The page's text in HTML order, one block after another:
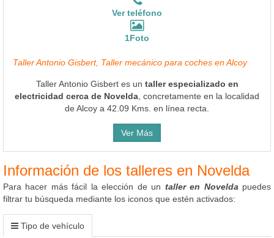
Ver teléfono
1Foto
Taller Antonio Gisbert, Taller mecánico para coches en Alcoy
Taller Antonio Gisbert es un taller especializado en
electricidad cerca de Novelda , concretamente en la localidad
de Alcoy a 42.09 Kms. en línea recta.
Ver Más
Información de los talleres en Novelda
Para hacer más fácil la elección de un taller en Novelda puedes
filtrar tu búsqueda mediante los iconos que estén activados:
Tipo de vehículo